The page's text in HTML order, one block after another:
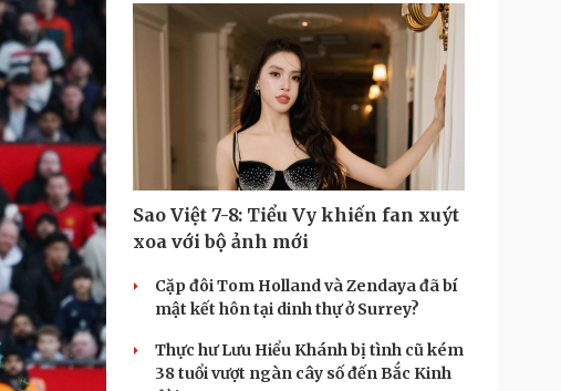
Sao Việt 7-8: Tiểu Vy khiến fan xuýt
xoa với bộ ảnh mới
Cặp đôi Tom Holland và Zendaya đã bí
mật kết hôn tại dinh thự ở Surrey?
Thực hư Lưu Hiểu Khánh bị tình cũ kém
38 tuổi vượt ngàn cây số đến Bắc Kinh